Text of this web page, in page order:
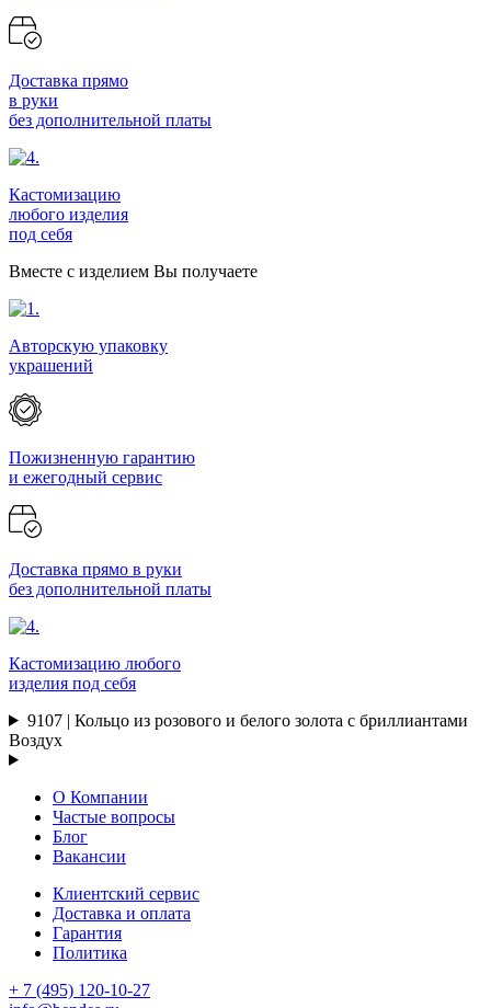
Доставка прямо
в руки
без дополнительной платы
Кастомизацию
любого изделия
под себя
Вместе с изделием Вы получаете
Авторскую упаковку
украшений
Пожизненную гарантию
и ежегодный сервис
Доставка прямо в руки
без дополнительной платы
Кастомизацию любого
изделия под себя
9107 | Кольцо из розового и белого золота с бриллиантами
Воздух
О Компании
Частые вопросы
Блог
Вакансии
Клиентский сервис
Доставка и оплата
Гарантия
Политика
+ 7 (495) 120-10-27